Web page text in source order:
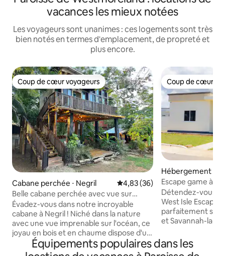
vacances les mieux notées
Les voyageurs sont unanimes : ces logements sont très
bien notés en termes d'emplacement, de propreté et
plus encore.
Coup de cœur voyageurs
Coup de cœur voyageurs
Cabane perchée ⋅ Negril Évaluation moyenne sur la
4,83 (36)
Belle cabane perchée avec vue sur
l'océan
Évadez-vous dans notre incroyable
cabane à Negril ! Niché dans la nature
avec une vue imprenable sur l'océan, ce
joyau en bois et en chaume dispose d'un
aménagement ouvert, d'une cuisine,
d'un salon et d'un coin repas. La
Coup de cœur
Coup de cœur
Hébergement ⋅
n
Escape game à
Détendez-vous
West Isle Escape,
parfaitement
et Savannah-la-
avec la possibilité
pour des
Équipements populaires dans les